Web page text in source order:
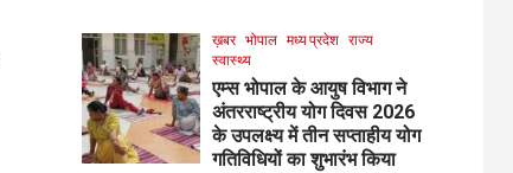
ख़बर भोपाल मध्य प्रदेश राज्य
स्वास्थ्य
एम्स भोपाल के आयुष विभाग ने
अंतरराष्ट्रीय योग दिवस 2026
के उपलक्ष्य में तीन सप्ताहीय योग
गतिविधियों का शुभारंभ किया